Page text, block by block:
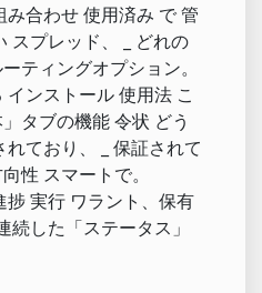
合わせ 使用済み で 管
スプレッド、 _ どれの
ティングオプション。
ンストール 使用法 こ
タブの機能 令状 どう
ており、 _ 保証されて
性 スマートで。
実行 ワラント、保有
続した「ステータス」